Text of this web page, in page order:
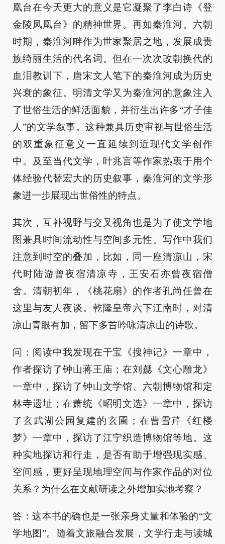
凰台在今天更大的意义是它凝聚了李白诗《登
金陵凤凰台》的精神世界。再如秦淮河。六朝
时期，秦淮河畔作为世家聚居之地，发展成贵
族绮丽生活的代名词。但在一次次改朝换代的
血泪教训下，唐宋文人笔下的秦淮河成为历史
兴衰的象征。明清文学又为秦淮河的意象注入
了世俗生活的鲜活面貌，并衍生出许多“才子佳
人”的文学叙事。这种兼具历史审视与世俗生活
的双重象征意义一直延续到近现代文学创作
中。及至当代文学，叶兆言等作家热衷于用个
体经验代替宏大的历史叙事，秦淮河的文学形
象进一步展现出世俗性的特点。
其次，互补视野与交叉视角也是为了使文学地
图兼具时间流动性与空间多元性。写作中我们
注意到时空的叠加，比如，同一座清凉山，宋
代时陆游曾夜宿清凉寺，王安石亦曾夜宿僧
舍。清朝初年，《桃花扇》的作者孔尚任曾在
这里与友人夜谈。乾隆皇帝六下江南时，对清
凉山青眼有加，留下多首吟咏清凉山的诗歌。
问：阅读中我发现在干宝《搜神记》一章中，
作者探访了钟山蒋王庙；在刘勰《文心雕龙》
一章中，探访了钟山文学馆、六朝博物馆和定
林寺遗址；在萧统《昭明文选》一章中，探访
了玄武湖公园复建的玄圃；在曹雪芹《红楼
梦》一章中，探访了江宁织造博物馆等地。这
种实地探访和行走，是否有助于增强现实感、
空间感，更好呈现地理空间与作家作品的对位
关系？为什么在文献研读之外增加实地考察？
答：这本书的确也是一张亲身丈量和体验的“文
学地图”。随着文旅融合发展，文学行走与读城